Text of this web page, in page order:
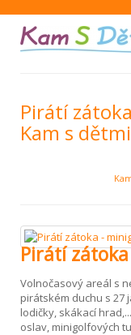
Pirátí
Kam s
Pirátí
Volnočasový areál s
pirátském duchu s 27
lodičky, skákací
oslav, minigolfových